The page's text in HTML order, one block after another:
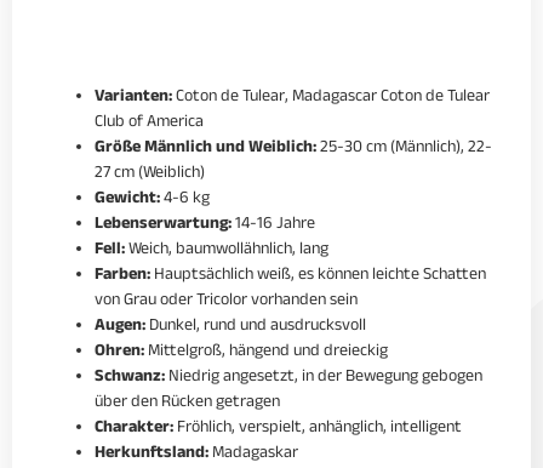
Varianten:Coton de Tulear, Madagascar Coton de Tulear
Club of America
Größe Männlich und Weiblich:25-30 cm (Männlich), 22-
27 cm (Weiblich)
Gewicht:4-6 kg
Lebenserwartung:14-16 Jahre
Fell:Weich, baumwollähnlich, lang
Farben:Hauptsächlich weiß, es können leichte Schatten
von Grau oder Tricolor vorhanden sein
Augen:Dunkel, rund und ausdrucksvoll
Ohren:Mittelgroß, hängend und dreieckig
Schwanz:Niedrig angesetzt, in der Bewegung gebogen
über den Rücken getragen
Charakter:Fröhlich, verspielt, anhänglich, intelligent
Herkunftsland:Madagaskar